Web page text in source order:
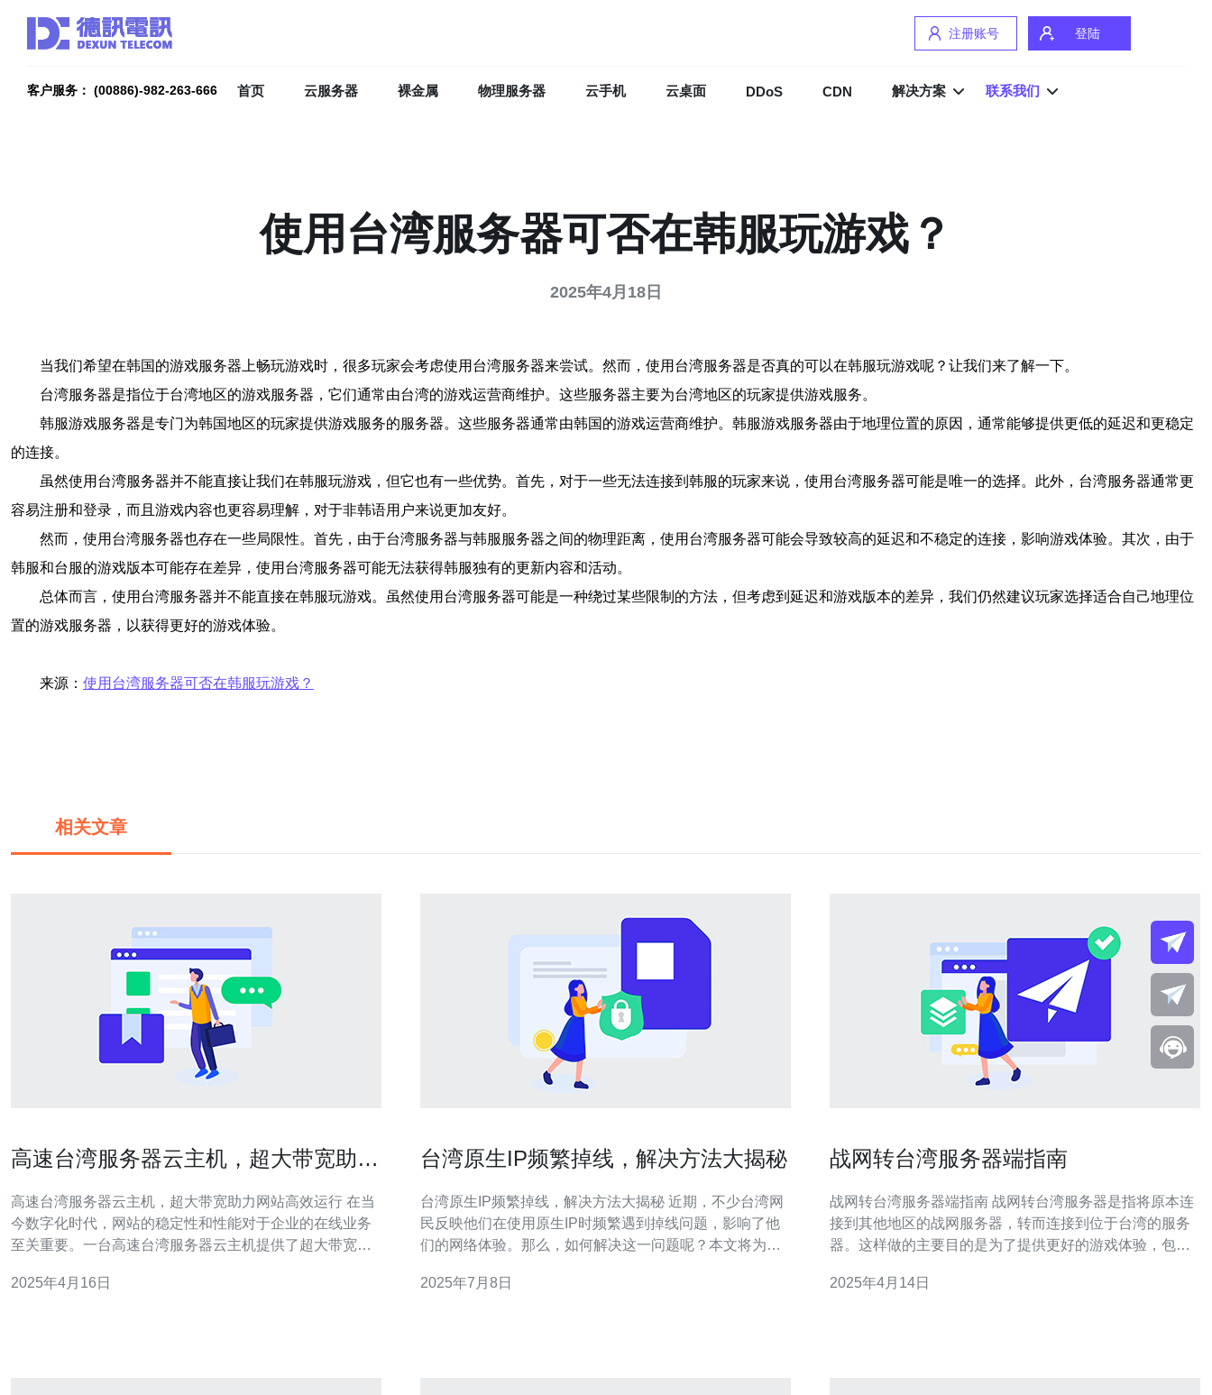
注册账号 登陆
客户服务： (00886)-982-263-666 首页 云服务器 裸金属 物理服务器 云手机 云桌面 DDoS CDN 解决方案 联系我们
使用台湾服务器可否在韩服玩游戏？
2025年4月18日
当我们希望在韩国的游戏服务器上畅玩游戏时，很多玩家会考虑使用台湾服务器来尝试。然而，使用台湾服务器是否真的可以在韩服玩游戏呢？让我们来了解一下。
台湾服务器是指位于台湾地区的游戏服务器，它们通常由台湾的游戏运营商维护。这些服务器主要为台湾地区的玩家提供游戏服务。
韩服游戏服务器是专门为韩国地区的玩家提供游戏服务的服务器。这些服务器通常由韩国的游戏运营商维护。韩服游戏服务器由于地理位置的原因，通常能够提供更低的延迟和更稳定
的连接。
虽然使用台湾服务器并不能直接让我们在韩服玩游戏，但它也有一些优势。首先，对于一些无法连接到韩服的玩家来说，使用台湾服务器可能是唯一的选择。此外，台湾服务器通常更
容易注册和登录，而且游戏内容也更容易理解，对于非韩语用户来说更加友好。
然而，使用台湾服务器也存在一些局限性。首先，由于台湾服务器与韩服服务器之间的物理距离，使用台湾服务器可能会导致较高的延迟和不稳定的连接，影响游戏体验。其次，由于
韩服和台服的游戏版本可能存在差异，使用台湾服务器可能无法获得韩服独有的更新内容和活动。
总体而言，使用台湾服务器并不能直接在韩服玩游戏。虽然使用台湾服务器可能是一种绕过某些限制的方法，但考虑到延迟和游戏版本的差异，我们仍然建议玩家选择适合自己地理位
置的游戏服务器，以获得更好的游戏体验。
来源： 使用台湾服务器可否在韩服玩游戏？
相关文章
高速台湾服务器云主机，超大带宽助力
高速台湾服务器云主机，超大带宽助力网站高效运行 在当
今数字化时代，网站的稳定性和性能对于企业的在线业务
至关重要。一台高速台湾服务器云主机提供了超大带宽和
高速台湾服务器云主机的优势和如何利用其提升网站运行
2025年4月16日
台湾原生IP频繁掉线，解决方法大揭秘
台湾原生IP频繁掉线，解决方法大揭秘 近期，不少台湾网
民反映他们在使用原生IP时频繁遇到掉线问题，影响了他
们的网络体验。那么，如何解决这一问题呢？本文将为您
可以尝试重新启动路由器、更换网线或者尝试连接其他网
2025年7月8日
战网转台湾服务器端指南
战网转台湾服务器端指南 战网转台湾服务器是指将原本连
接到其他地区的战网服务器，转而连接到位于台湾的服务
器。这样做的主要目的是为了提供更好的游戏体验，包括
您需要按照以下步骤操作: 2.1 登录战网账户 首先，打开战
2025年4月14日